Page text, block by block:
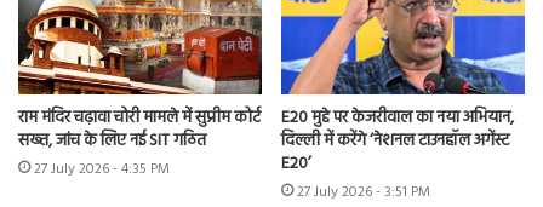
राम मंदिर चढ़ावा चोरी मामले में सुप्रीम कोर्ट
सख्त, जांच के लिए नई SIT गठित
27 July 2026 - 4:35 PM
E20 मुद्दे पर केजरीवाल का नया अभियान,
दिल्ली में करेंगे ‘नेशनल टाउनहॉल अगेंस्ट
E20’
27 July 2026 - 3:51 PM